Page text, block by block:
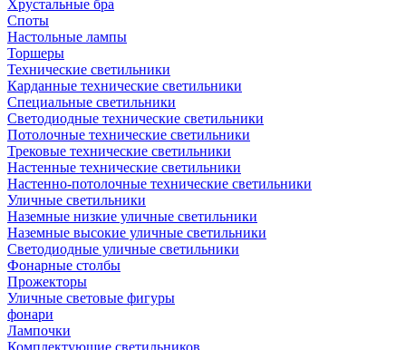
Хрустальные бра
Споты
Настольные лампы
Торшеры
Технические светильники
Карданные технические светильники
Специальные светильники
Светодиодные технические светильники
Потолочные технические светильники
Трековые технические светильники
Настенные технические светильники
Настенно-потолочные технические светильники
Уличные светильники
Наземные низкие уличные светильники
Наземные высокие уличные светильники
Светодиодные уличные светильники
Фонарные столбы
Прожекторы
Уличные световые фигуры
фонари
Лампочки
Комплектующие светильников